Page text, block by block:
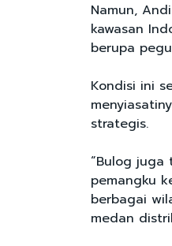
Namun,
kawasan
berupa
Kondisi ini
strategis.
“Bulog juga
pemangku
berbagai
medan